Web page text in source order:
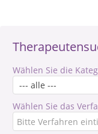
Wählen Sie die
Wählen Sie das